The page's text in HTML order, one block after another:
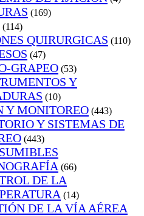
(169)
(114)
QUIRURGICAS (110)
(47)
GRAPEO (53)
Y
(10)
Y MONITOREO (443)
Y SISTEMAS DE
(443)
(66)
DE LA
(14)
DE LA VÍA AÉREA